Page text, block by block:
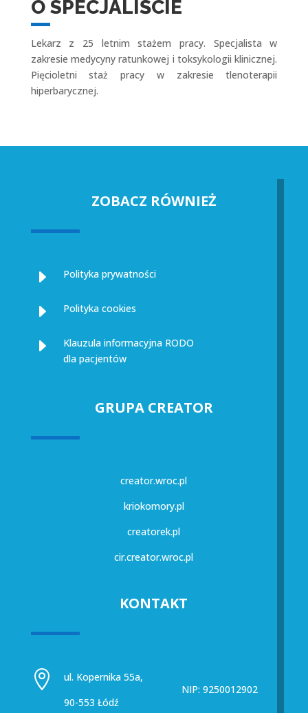
O SPECJALIŚCIE
Lekarz z 25 letnim stażem pracy. Specjalista w
zakresie medycyny ratunkowej i toksykologii klinicznej.
Pięcioletni staż pracy w zakresie tlenoterapii
hiperbarycznej.
ZOBACZ RÓWNIEŻ
E Polityka prywatności
E Polityka cookies
E
Klauzula informacyjna RODO
dla pacjentów
GRUPA CREATOR
creator.wroc.pl
kriokomory.pl
creatorek.pl
cir.creator.wroc.pl
KONTAKT

ul. Kopernika 55a,
90-553 Łódź
NIP: 9250012902